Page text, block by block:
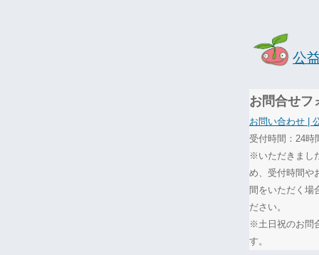
公
お問合せフ
お問い合わせ |
受付時間：24時
※いただきまし
め、受付時間や
間をいただく場
ださい。
※土日祝のお問
す。